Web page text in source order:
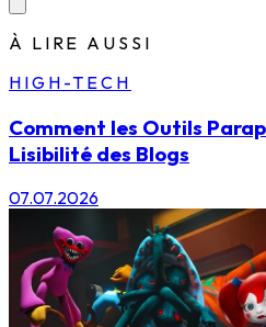
À LIRE AUSSI
HIGH-TECH
Comment les Outils
Lisibilité des Blogs
07.07.2026